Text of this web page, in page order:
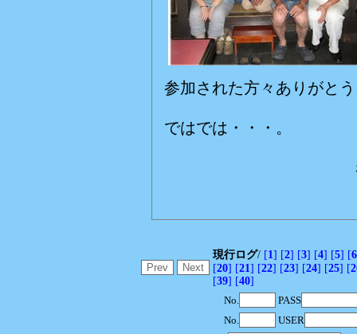
参加された方々ありがと
ではでは・・・。
赤いバン
現行ログ/ [1] [2] [3] [4] [5] [6
[20] [21] [22] [23] [24] [25] [
[39] [40]
No.
PASS
No.
USER